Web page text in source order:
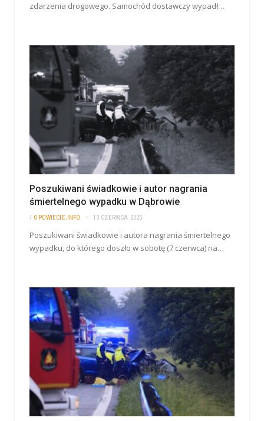
zdarzenia drogowego. Samochód dostawczy wypadł…
Poszukiwani świadkowie i autor nagrania
śmiertelnego wypadku w Dąbrowie
/ OPOWIECIE.INFO 13 CZERWCA 2025
Poszukiwani świadkowie i autora nagrania śmiertelnego
wypadku, do którego doszło w sobotę (7 czerwca) na…